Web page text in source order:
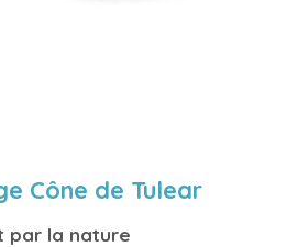
Cône de Tulear
par la nature